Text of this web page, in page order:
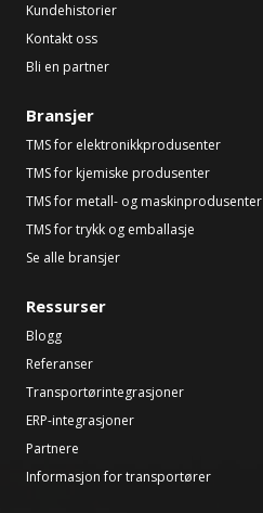
Kundehistorier
Kontakt oss
Bli en partner
Bransjer
TMS for elektronikkprodusenter
TMS for kjemiske produsenter
TMS for metall- og maskinprodusenter
TMS for trykk og emballasje
Se alle bransjer
Ressurser
Blogg
Referanser
Transportørintegrasjoner
ERP-integrasjoner
Partnere
Informasjon for transportører